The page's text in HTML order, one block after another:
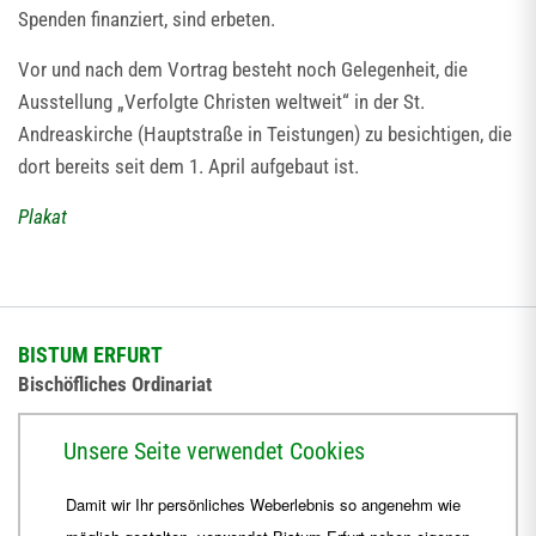
Spenden finanziert, sind erbeten.
Vor und nach dem Vortrag besteht noch Gelegenheit, die
Ausstellung „Verfolgte Christen weltweit“ in der St.
Andreaskirche (Hauptstraße in Teistungen) zu besichtigen, die
dort bereits seit dem 1. April aufgebaut ist.
Plakat
BISTUM ERFURT
Bischöfliches Ordinariat
+49 361 6572-444
Unsere Seite verwendet Cookies
Damit wir Ihr persönliches Weberlebnis so angenehm wie